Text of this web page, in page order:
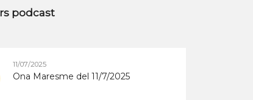
podcast
11/07/2025
Ona Maresme del 11/7/2025